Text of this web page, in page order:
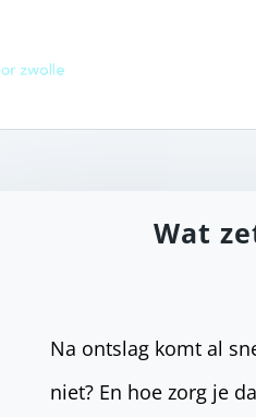
Wat
Na ontslag komt al
niet? En hoe zorg je